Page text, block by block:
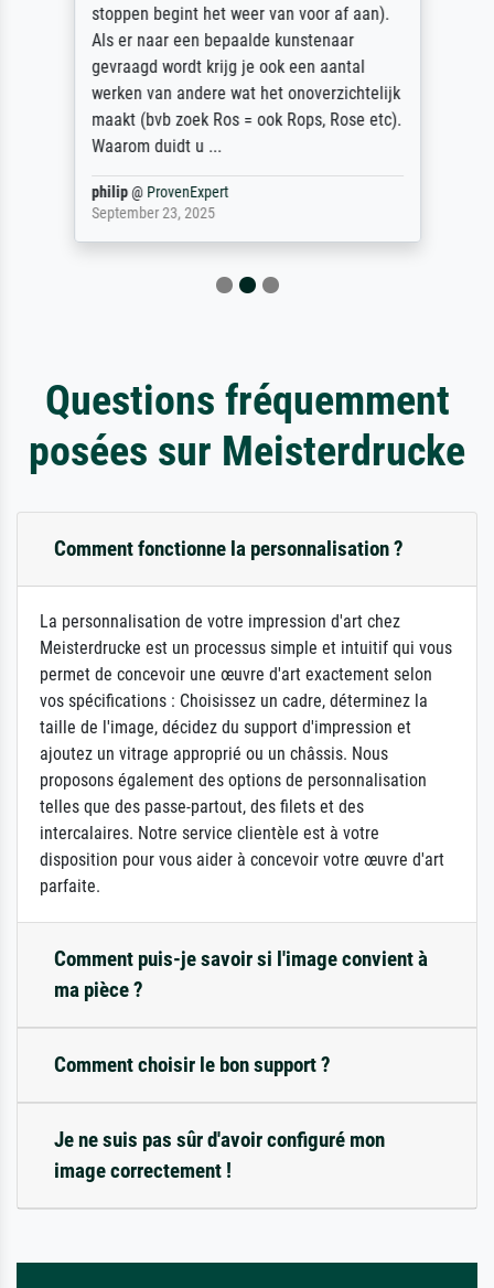
stoppen begint het weer van voor af aan).
Als er naar een bepaalde kunstenaar
gevraagd wordt krijg je ook een aantal
werken van andere wat het onoverzichtelijk
maakt (bvb zoek Ros = ook Rops, Rose etc).
Waarom duidt u ...
philip@ ProvenExpert
September 23, 2025
Questions fréquemment
posées sur Meisterdrucke
Comment fonctionne la personnalisation ?
La personnalisation de votre impression d'art chez
Meisterdrucke est un processus simple et intuitif qui vous
permet de concevoir une œuvre d'art exactement selon
vos spécifications : Choisissez un cadre, déterminez la
taille de l'image, décidez du support d'impression et
ajoutez un vitrage approprié ou un châssis. Nous
proposons également des options de personnalisation
telles que des passe-partout, des filets et des
intercalaires. Notre service clientèle est à votre
disposition pour vous aider à concevoir votre œuvre d'art
parfaite.
Comment puis-je savoir si l'image convient à
ma pièce ?
Comment choisir le bon support ?
Je ne suis pas sûr d'avoir configuré mon
image correctement !